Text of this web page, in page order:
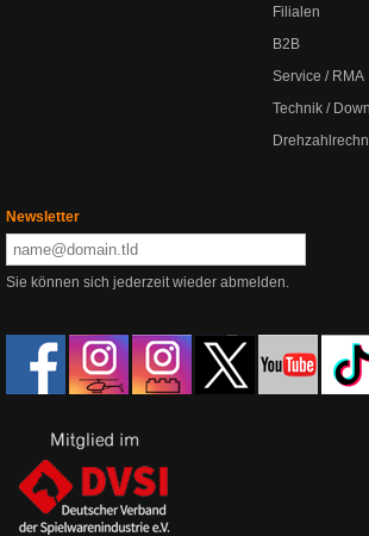
Filialen
B2B
Service / RMA
Technik /
Newsletter
Sie können sich jederzeit wieder abmelden.